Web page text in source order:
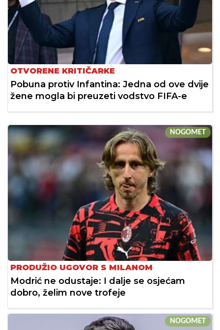
OTVORENE KRITIČARKE
Pobuna protiv Infantina: Jedna od ove dvije
žene mogla bi preuzeti vodstvo FIFA-e
NOGOMET
PRODUŽIO UGOVOR S MILANOM
Modrić ne odustaje: I dalje se osjećam
dobro, želim nove trofeje
NOGOMET